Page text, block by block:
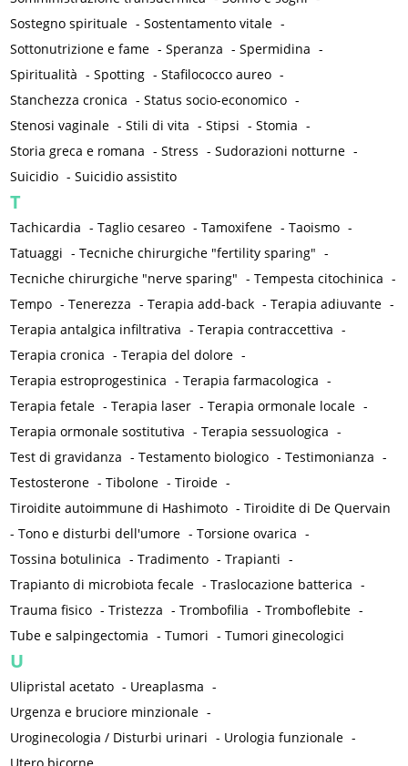
Sostegno spirituale -Sostentamento vitale -
Sottonutrizione e fame -Speranza -Spermidina -
Spiritualità -Spotting -Stafilococco aureo -
Stanchezza cronica -Status socio-economico -
Stenosi vaginale -Stili di vita -Stipsi -Stomia -
Storia greca e romana -Stress -Sudorazioni notturne -
Suicidio -Suicidio assistito
T
Tachicardia -Taglio cesareo -Tamoxifene -Taoismo -
Tatuaggi -Tecniche chirurgiche "fertility sparing" -
Tecniche chirurgiche "nerve sparing" -Tempesta citochinica -
Tempo -Tenerezza -Terapia add-back -Terapia adiuvante -
Terapia antalgica infiltrativa -Terapia contraccettiva -
Terapia cronica -Terapia del dolore -
Terapia estroprogestinica -Terapia farmacologica -
Terapia fetale -Terapia laser -Terapia ormonale locale -
Terapia ormonale sostitutiva -Terapia sessuologica -
Test di gravidanza -Testamento biologico -Testimonianza -
Testosterone -Tibolone -Tiroide -
Tiroidite autoimmune di Hashimoto -Tiroidite di De Quervain
-Tono e disturbi dell'umore -Torsione ovarica -
Tossina botulinica -Tradimento -Trapianti -
Trapianto di microbiota fecale -Traslocazione batterica -
Trauma fisico -Tristezza -Trombofilia -Tromboflebite -
Tube e salpingectomia -Tumori -Tumori ginecologici
U
Ulipristal acetato - Ureaplasma -
Urgenza e bruciore minzionale -
Uroginecologia / Disturbi urinari - Urologia funzionale -